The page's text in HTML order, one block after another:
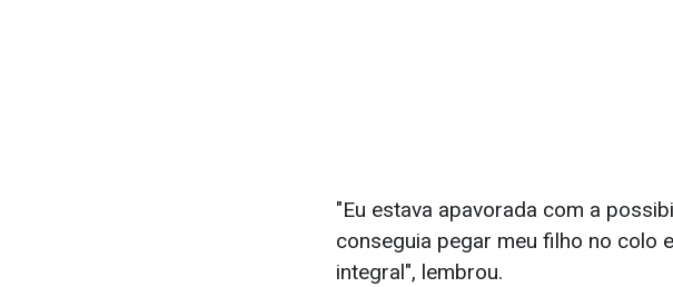
"Eu estava apavorada com a
conseguia pegar meu filho no colo
integral", lembrou.